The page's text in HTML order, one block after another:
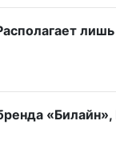
«Билайн»,